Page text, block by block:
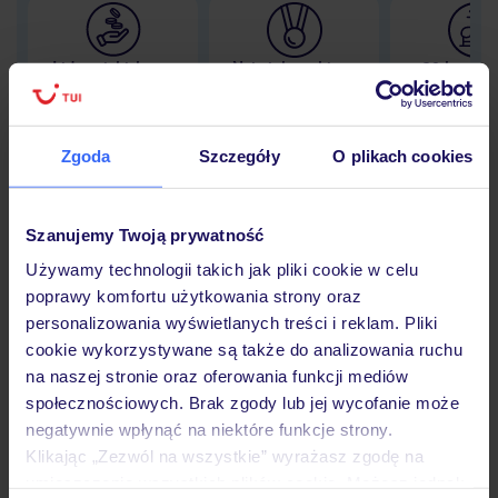
Zgoda Szczegóły O plikach cookies
Szanujemy Twoją prywatność
Używamy technologii takich jak pliki cookie w celu
poprawy komfortu użytkowania strony oraz
personalizowania wyświetlanych treści i reklam. Pliki
cookie wykorzystywane są także do analizowania ruchu
na naszej stronie oraz oferowania funkcji mediów
społecznościowych. Brak zgody lub jej wycofanie może
negatywnie wpłynąć na niektóre funkcje strony.
Klikając „Zezwól na wszystkie” wyrażasz zgodę na
Lider niskich cen
Największe biuro
30 lat w
Hotel
Opinie
Pokoje